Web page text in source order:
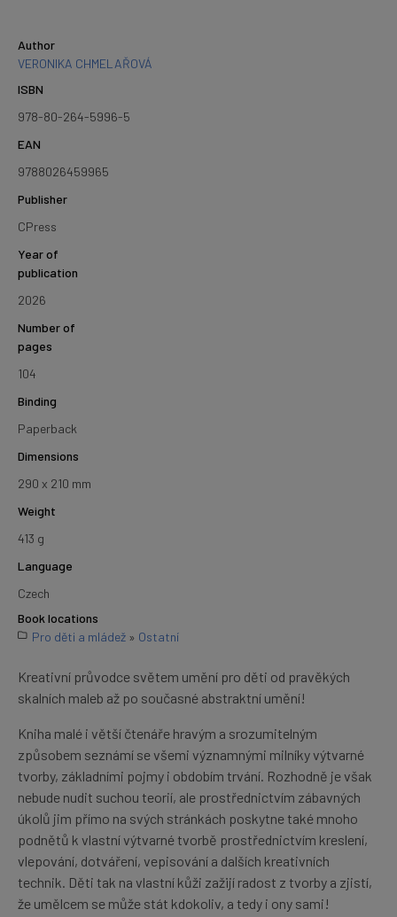
Author
VERONIKA CHMELAŘOVÁ
ISBN
978-80-264-5996-5
EAN
9788026459965
Publisher
CPress
Year of
publication
2026
Number of
pages
104
Binding
Paperback
Dimensions
290 x 210 mm
Weight
413 g
Language
Czech
Book locations
Pro děti a mládež » Ostatní
Kreativní průvodce světem umění pro děti od pravěkých
skalních maleb až po současné abstraktní umění!
Kniha malé i větší čtenáře hravým a srozumitelným
způsobem seznámí se všemi významnými milníky výtvarné
tvorby, základními pojmy i obdobím trvání. Rozhodně je však
nebude nudit suchou teorií, ale prostřednictvím zábavných
úkolů jim přímo na svých stránkách poskytne také mnoho
podnětů k vlastní výtvarné tvorbě prostřednictvím kreslení,
vlepování, dotváření, vepisování a dalších kreativních
technik. Děti tak na vlastní kůži zažijí radost z tvorby a zjistí,
že umělcem se může stát kdokoliv, a tedy i ony sami!